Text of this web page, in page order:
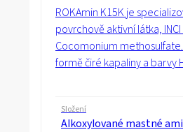
ROKAmin K15K je
povrchově aktivní látka, INCI
Cocomonium
formě čiré kapaliny a barvy
Složení
Alkoxylované mastné